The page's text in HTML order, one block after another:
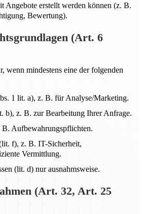
Angebote erstellt werden können (z. B.
Bewertung).
(Art. 6
wenn mindestens eine der folgenden
1 lit. a), z. B. für Analyse/Marketing.
b), z. B. zur Bearbeitung Ihrer Anfrage.
Aufbewahrungspflichten.
f), z. B. IT-Sicherheit,
Vermittlung.
(lit. d) nur ausnahmsweise.
(Art. 32, Art. 25